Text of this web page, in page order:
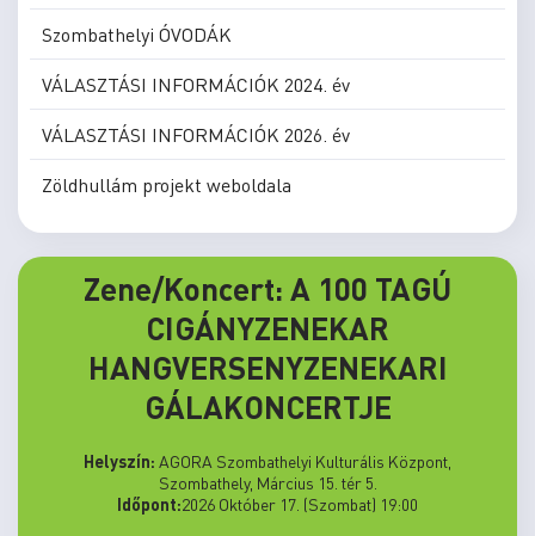
Szombathelyi ÓVODÁK
VÁLASZTÁSI INFORMÁCIÓK 2024. év
VÁLASZTÁSI INFORMÁCIÓK 2026. év
Zöldhullám projekt weboldala
Zene/Koncert: A 100 TAGÚ
CIGÁNYZENEKAR
HANGVERSENYZENEKARI
GÁLAKONCERTJE
Helyszín: AGORA Szombathelyi Kulturális Központ,
Szombathely, Március 15. tér 5.
Időpont:2026 Október 17. (Szombat) 19:00